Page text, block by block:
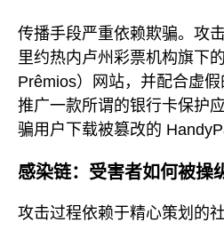
传播手段严重依赖欺骗。攻
里约热内卢州彩票机构旗下
Prêmios）网站，并配合虚假
推广一款所谓的银行卡保护
骗用户下载被篡改的
感染链：受害者如何被操
攻击过程依赖于精心策划的